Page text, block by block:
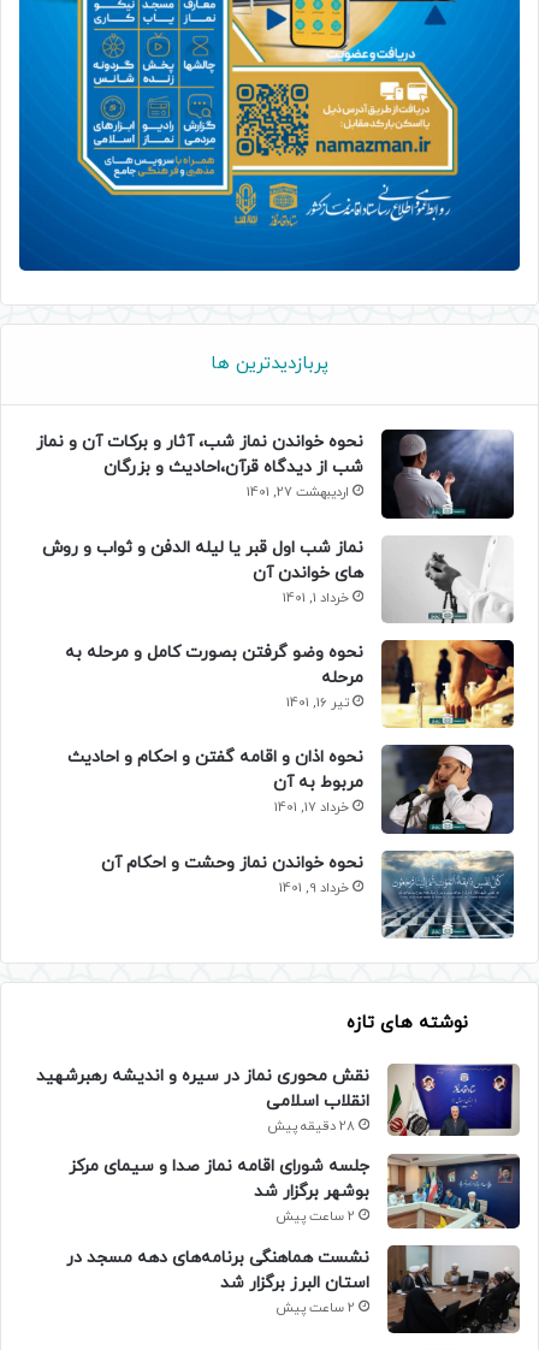
پربازدیدترین ها
نحوه خواندن نماز شب، آثار و برکات آن و نماز
شب از دیدگاه قرآن،احادیث و بزرگان
اردیبهشت 27, 1401
نماز شب اول قبر یا لیله الدفن و ثواب و روش
های خواندن آن
خرداد 1, 1401
نحوه وضو گرفتن بصورت کامل و مرحله به
مرحله
تیر 16, 1401
نحوه اذان و اقامه گفتن و احکام و احادیث
مربوط به آن
خرداد 17, 1401
نحوه خواندن نماز وحشت و احکام آن
خرداد 9, 1401
نوشته های تازه
نقش محوری نماز در سیره و اندیشه رهبرشهید
انقلاب اسلامی
28 دقیقه پیش
جلسه شورای اقامه نماز صدا و سیمای مرکز
بوشهر برگزار شد
2 ساعت پیش
نشست هماهنگی برنامه‌های دهه مسجد در
استان البرز برگزار شد
2 ساعت پیش